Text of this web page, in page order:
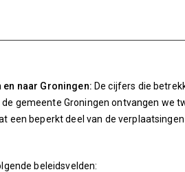
naar Groningen: De cijfers die
gemeente Groningen ontvangen we
een beperkt deel van de
beleidsvelden: